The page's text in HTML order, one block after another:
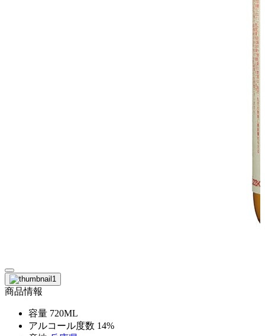
商品情報
容量 720ML
アルコール度数 14%